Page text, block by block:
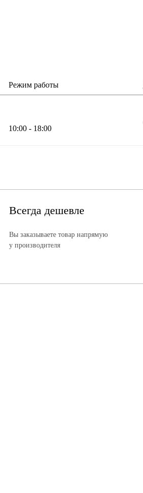
Режим работы
10:00 - 18:00
Всегда дешевле
Вы заказываете товар напрямую
у производителя